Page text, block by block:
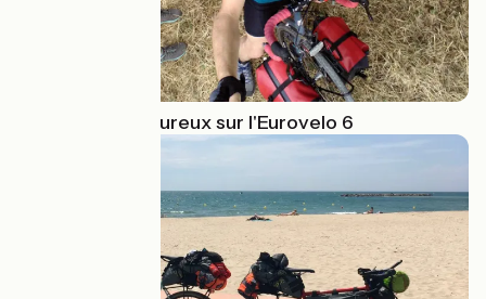
Voyage en amoureux sur l'Eurovelo 6